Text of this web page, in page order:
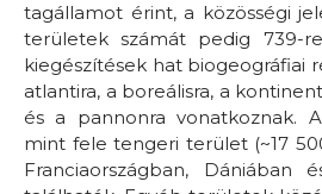
tagállamot érint, a közösségi
területek számát pedig 739-
kiegészítések hat biogeográfiai
atlantira, a boreálisra, a
és a pannonra vonatkoznak.
mint fele tengeri terület (~17
Franciaországban, Dániában